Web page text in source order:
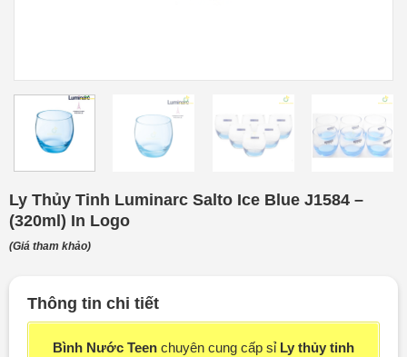
Ly Thủy Tinh Luminarc Salto Ice Blue J1584 –
(320ml) In Logo
(Giá tham khảo)
Thông tin chi tiết
Bình Nước Teen chuyên cung cấp sỉ Ly thủy tinh